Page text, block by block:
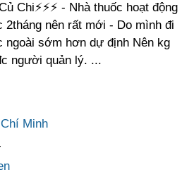
Chi⚡⚡⚡ - Nhà thuốc hoạt động
2tháng nên rất mới - Do mình đi
ngoài sớm hơn dự định Nên kg
người quản lý. ...
Minh